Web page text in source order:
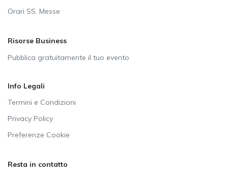
Orari SS. Messe
Risorse Business
Pubblica gratuitamente il tuo evento
Info Legali
Termini e Condizioni
Privacy Policy
Preferenze Cookie
Resta in contatto